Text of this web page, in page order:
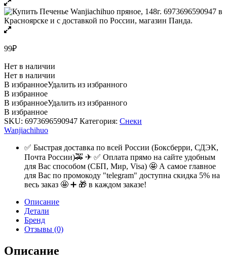
99₽
Нет в наличии
Нет в наличии
В избранноеУдалить из избранного
В избранное
В избранноеУдалить из избранного
В избранное
SKU: 6973696590947 Категория: Снеки
Wanjiachihuo
✅ Быстрая доставка по всей России (Боксберри, СДЭК,
Почта России)🚕 ✈ ✅ Оплата прямо на сайте удобным
для Вас способом (СБП, Мир, Visa) 🤩 А самое главное
для Вас по промокоду "telegram" доступна скидка 5% на
весь заказ 🤩 ➕ 🎁 в каждом заказе!
Описание
Детали
Бренд
Отзывы (0)
Описание